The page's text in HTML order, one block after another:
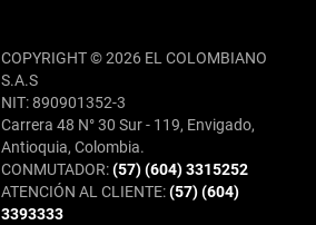
COPYRIGHT © 2026 EL COLOMBIANO
S.A.S
NIT: 890901352-3
Carrera 48 N° 30 Sur - 119, Envigado,
Antioquia, Colombia.
CONMUTADOR:(57) (604) 3315252
ATENCIÓN AL CLIENTE:(57) (604)
3393333